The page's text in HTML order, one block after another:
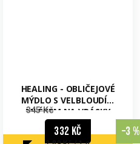
HEALING - OBLIČEJOVÉ
MÝDLO S VELBLOUDÍM
MLÉKEM NA VRÁSKY
332 Kč
345 Kč
–3 %